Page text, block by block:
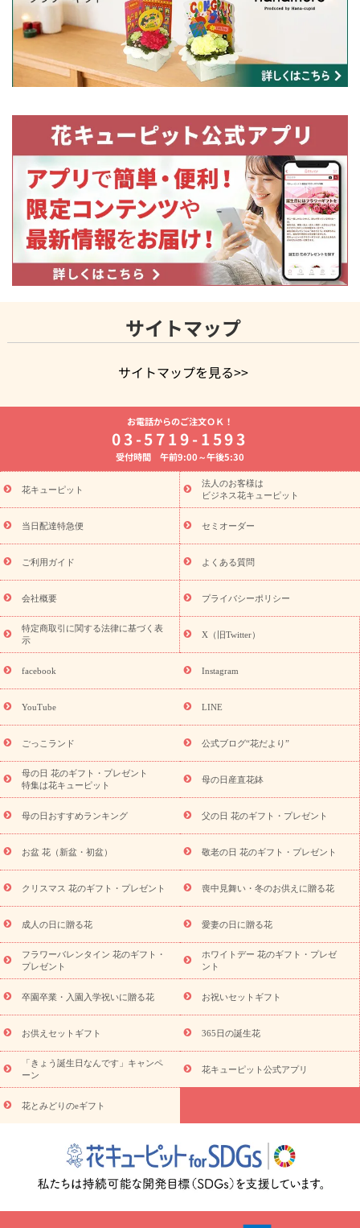
サイトマップ
サイトマップを見る>>
よく贈られる花
お祝いの花特集
誕生日フラワーギフト特集
8月の誕生花(トルコキキョウ)
開店・開業祝い
お供え・お悔やみ お供え・お悔やみの花
通夜・葬儀に贈る花 胡蝶蘭・花鉢
ーブドフラワー
季節のイベント
ひまわり ギフト・プレゼント
特集
お盆 花（新盆・初盆） 季節のイベント
お盆 花（新
盆・初盆）
お盆 花（新盆・初盆）
お盆・お供え 花とセットギ
フト
お盆・お供え プリザーブドフラワー
ひまわり ギフト・プ
レゼント特集
夏の花贈り・お中元・暑中見舞い 花のギフト特集
敬老の日におくる花ギフト・プレゼント特集
花ギフト・プレゼント特集
敬老の日 花のおすすめランキング
敬
老の日 花鉢植えのギフト・プレゼント特集
敬老の日 花とセットギ
フト・プレゼント特集
敬老の日の花 全てのギフト一覧
キャン
ペーン
映画『ウォーターガーディアンズ』コラボキャンペーン
「きょう誕生日なんです」キャンペーン
誕生日の花を探す
誕生日フラワーギフト 誕生日フラワーギフト特集
(トルコキキョウ)
9月の誕生花(リンドウ)
ら探す
お祝いの花特集 当日配達特急便 お祝い商品一覧
念日
結婚祝い 出産祝い 退院祝い・快気祝い
寿祝い
プチギフト ペットのお祝いフラワー
供え・お悔やみ商品一覧
お供え・お悔やみの花
四十九日法要以
お供え プリザーブドフラワー
ペットのお供えフラワー
お盆（新
盆・初盆）
その他 お祝い返し お見舞い
お取り寄せギフト
ビジネス用
ご自宅用 観葉植物 ミディ胡蝶蘭
プリザーブ
ドフラワー
スタイルから探す アレンジメント 花束
スタ
ンド花
お祝い お供え・お悔やみ 胡蝶蘭 胡蝶蘭・花鉢
ディ胡蝶蘭・お祝い
ミディ胡蝶蘭・お供え
世界初の青色胡蝶蘭
観葉植物
観葉植物 産直多肉植物
プリザーブドフラワー
お祝い
お供え・お悔やみ 花とセットギフト
セミオーダー
プチギフト（hanamore -ハナモア-）
花とみどりのeギフト
キューピットのeGfit
カラー ピンク イエローオレンジ
レッ
ド
お花の種類 トルコキキョウ
お祝い お祝い・3000円～ お祝い・4000円～
お祝い・
5000円～
お祝い・7000円～ お祝い・ 10000円～
お供え・お
悔やみ
円～
お供え・お悔やみ・
読み物
いのマナー
定年退職祝いのマナー
お祝いを贈るときのマナー・
花キューピットのお祝いコラム一覧
誕生日のお花を「色
彩心理学」で選ぶ方法
結婚祝いの予算相場
出産祝いお役立ち情
お電話からのご注文ＯＫ！
03-5719-1593
受付時間 午前9:00～午後5:30
花キューピット
法人のお客様は
ビジネス花キューピット
当日配達特急便 セミオーダー
ご利用ガイド よくある質問
会社概要 プライバシーポリシー
特定商取引に関する法律に基づく表
示
X（旧Twitter）
facebook Instagram
YouTube LINE
ごっこランド 公式ブログ“花だより”
母の日 花のギフト・プレゼント
特集は花キューピット
母の日産直花鉢
母の日おすすめランキング 父の日 花のギフト・プレゼント
お盆 花（新盆・初盆） 敬老の日 花のギフト・プレゼント
クリスマス 花のギフト・プレゼント 喪中見舞い・冬のお供えに贈る花
成人の日に贈る花 愛妻の日に贈る花
フラワーバレンタイン 花のギフト・
プレゼント
ホワイトデー 花のギフト・プレゼ
ント
卒園卒業・入園入学祝いに贈る花 お祝いセットギフト
お供えセットギフト 365日の誕生花
「きょう誕生日なんです」キャンペ
ーン
花キューピット公式アプリ
花とみどりのeギフト